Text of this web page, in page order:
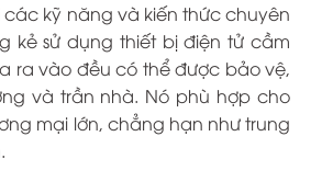
kỹ năng và kiến thức chuyên
kẻ sử dụng thiết bị điện tử cầm
ra vào đều có thể được bảo vệ,
và trần nhà. Nó phù hợp cho
mại lớn, chẳng hạn như trung